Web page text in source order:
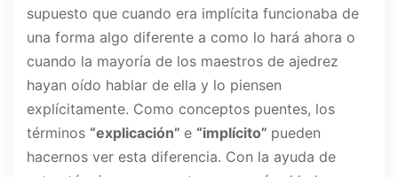
supuesto que cuando era implícita funcionaba de
una forma algo diferente a como lo hará ahora o
cuando la mayoría de los maestros de ajedrez
hayan oído hablar de ella y lo piensen
explícitamente. Como conceptos puentes, los
términos “explicación” e “implícito” pueden
hacernos ver esta diferencia. Con la ayuda de